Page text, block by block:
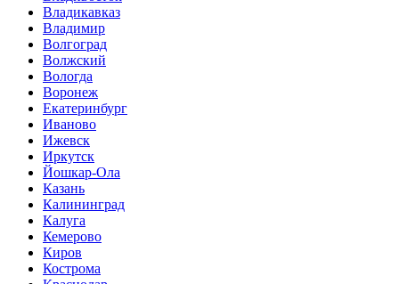
Владикавказ
Владимир
Волгоград
Волжский
Вологда
Воронеж
Екатеринбург
Иваново
Ижевск
Иркутск
Йошкар-Ола
Казань
Калининград
Калуга
Кемерово
Киров
Кострома